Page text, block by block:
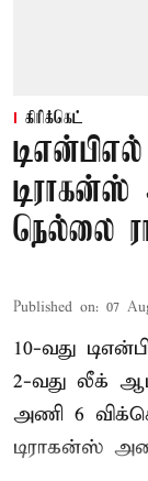
கிரிக்கெட்
நெல்லை
Published on: 07
10-வது
2-வது லீக்
அணி 6
டிராகன்ஸ்